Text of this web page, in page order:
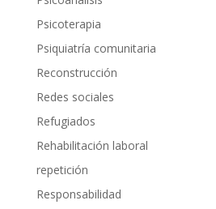
Psicoterapia
Psiquiatría comunitaria
Reconstrucción
Redes sociales
Refugiados
Rehabilitación laboral
repetición
Responsabilidad